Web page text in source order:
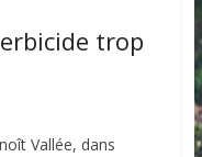
trop
Vallée, dans